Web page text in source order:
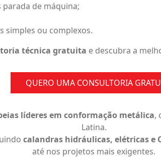
de máquina;
simples ou complexos.
técnica gratuita e descubra a
QUERO UMA CONSULTORIA
líderes em conformação metálica,
Latina.
calandras hidráulicas, elétricas e
até nos projetos mais exigentes.